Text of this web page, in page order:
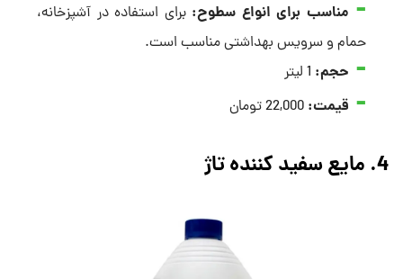
مناسب برای انواع سطوح: برای استفاده در آشپزخانه،
حمام و سرویس بهداشتی مناسب است.
حجم:
قیمت: 22,000 تومان
4. مایع سفید کننده تاژ